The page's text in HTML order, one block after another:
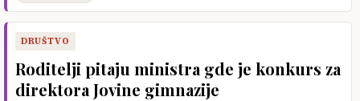
DRUŠTVO
Roditelji pitaju ministra gde je konkurs za
direktora Jovine gimnazije